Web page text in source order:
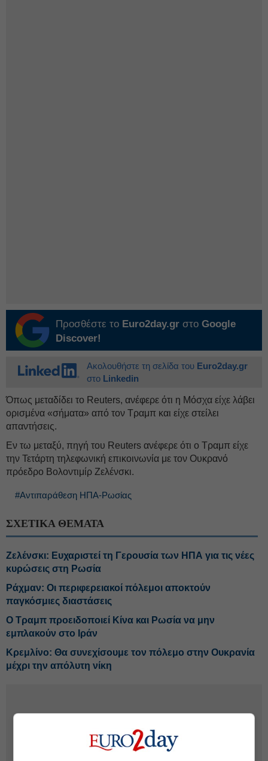
Προσθέστε το Euro2day.gr στο Google
Discover!
Ακολουθήστε τη σελίδα του Euro2day.gr
στο Linkedin
Όπως μεταδίδει το Reuters, ανέφερε ότι η Μόσχα είχε λάβει
ορισμένα «σήματα» από τον Τραμπ και είχε στείλει
απαντήσεις.
Εν τω μεταξύ, πηγή του Reuters ανέφερε ότι ο Τραμπ είχε
την Τετάρτη τηλεφωνική επικοινωνία με τον Ουκρανό
πρόεδρο Βολοντιμίρ Ζελένσκι.
#Αντιπαράθεση ΗΠΑ-Ρωσίας
ΣΧΕΤΙΚΑ ΘΕΜΑΤΑ
Ζελένσκι: Ευχαριστεί τη Γερουσία των ΗΠΑ για τις νέες
κυρώσεις στη Ρωσία
Ράχμαν: Οι περιφερειακοί πόλεμοι αποκτούν
παγκόσμιες διαστάσεις
Ο Τραμπ προειδοποιεί Κίνα και Ρωσία να μην
εμπλακούν στο Ιράν
Κρεμλίνο: Θα συνεχίσουμε τον πόλεμο στην Ουκρανία
μέχρι την απόλυτη νίκη